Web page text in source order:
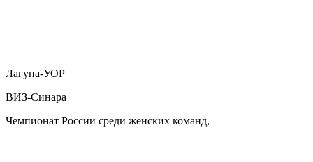
Лагуна-УОР
ВИЗ-Синара
Чемпионат России среди женских команд,